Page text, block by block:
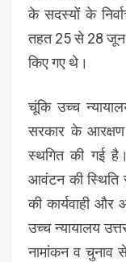
के सदस्यों के
तहत 25 से 28 जून
किए गए थे।
चूंकि उच्च
सरकार के आरक्षण
स्थगित की गई
आवंटन की स्थिति
की कार्यवाही और
उच्च न्यायालय
नामांकन व चुनाव